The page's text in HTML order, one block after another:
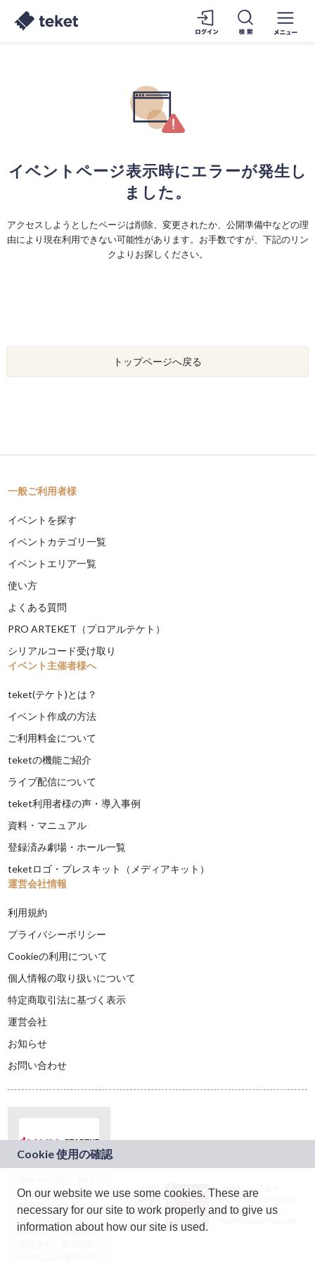
イベントページ表示時にエラーが発生し
ました。
アクセスしようとしたページは削除、変更されたか、公開準備中などの理
由により現在利用できない可能性があります。お手数ですが、下記のリン
クよりお探しください。
トップページへ戻る
一般ご利用者様
イベントを探す
イベントカテゴリ一覧
イベントエリア一覧
使い方
よくある質問
PRO ARTEKET（プロアルテケト）
シリアルコード受け取り
イベント主催者様へ
teket(テケト)とは？
イベント作成の方法
ご利用料金について
teketの機能ご紹介
ライブ配信について
teket利用者様の声・導入事例
資料・マニュアル
登録済み劇場・ホール一覧
teketロゴ・プレスキット（メディアキット）
運営会社情報
利用規約
プライバシーポリシー
Cookieの利用について
個人情報の取り扱いについて
特定商取引法に基づく表示
運営会社
お知らせ
お問い合わせ
ドコモグループの新
規事業創出プログラ
ム「docomo
STARTUP」を通じて
JASRAC許諾番号：
9024936001Y45037
JASRAC許諾番号：
On our website we use some cookies. These are
necessary for our site to work properly and to give us
information about how our site is used.